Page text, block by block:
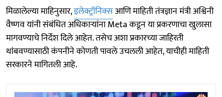
मिळालेल्या माहिनुसार,इलेक्ट्रॉनिक्सआणि माहिती तंत्रज्ञान मंत्री अश्विनी
वैष्णव यांनी संबंधित अधिकाऱ्यांना Meta कडून या प्रकरणाचा खुलासा
मागवण्याचे निर्देश दिले आहेत. तसेच अशा प्रकारच्या जाहिरती
थांबवण्यासाठी कंपनीने कोणती पावले उचलली आहेत, याचीही माहिती
सरकारने मागितली आहे.